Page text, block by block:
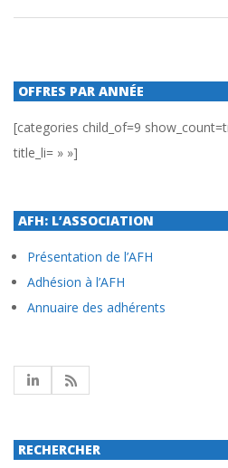
OFFRES PAR ANNÉE
[categories child_of=9
title_li= » »]
AFH: L’ASSOCIATION
Présentation de l’AFH
Adhésion à l’AFH
Annuaire des adhérents
RECHERCHER